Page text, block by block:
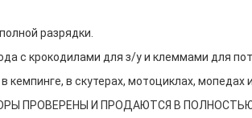
разрядки.
с крокодилами для з/у и клеммами для
в скутерах, мотоциклах, мопедах
ПРОВЕРЕНЫ И ПРОДАЮТСЯ В